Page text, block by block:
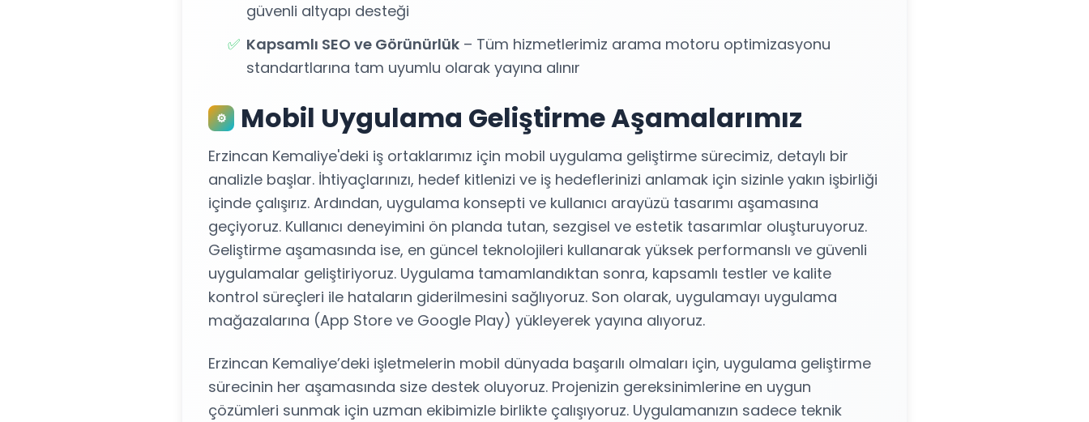
güvenli altyapı desteği
✅ Kapsamlı SEO ve Görünürlük – Tüm hizmetlerimiz arama motoru optimizasyonu
standartlarına tam uyumlu olarak yayına alınır
⚙️ Mobil Uygulama Geliştirme Aşamalarımız
Erzincan Kemaliye'deki iş ortaklarımız için mobil uygulama geliştirme sürecimiz, detaylı bir
analizle başlar. İhtiyaçlarınızı, hedef kitlenizi ve iş hedeflerinizi anlamak için sizinle yakın işbirliği
içinde çalışırız. Ardından, uygulama konsepti ve kullanıcı arayüzü tasarımı aşamasına
geçiyoruz. Kullanıcı deneyimini ön planda tutan, sezgisel ve estetik tasarımlar oluşturuyoruz.
Geliştirme aşamasında ise, en güncel teknolojileri kullanarak yüksek performanslı ve güvenli
uygulamalar geliştiriyoruz. Uygulama tamamlandıktan sonra, kapsamlı testler ve kalite
kontrol süreçleri ile hataların giderilmesini sağlıyoruz. Son olarak, uygulamayı uygulama
mağazalarına (App Store ve Google Play) yükleyerek yayına alıyoruz.
Erzincan Kemaliye’deki işletmelerin mobil dünyada başarılı olmaları için, uygulama geliştirme
sürecinin her aşamasında size destek oluyoruz. Projenizin gereksinimlerine en uygun
çözümleri sunmak için uzman ekibimizle birlikte çalışıyoruz. Uygulamanızın sadece teknik